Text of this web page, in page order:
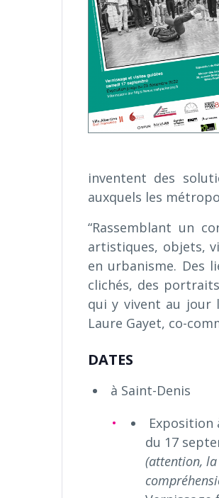
inventent des
auxquels les
“Rassemblant un
artistiques, objets,
en urbanisme. Des
clichés, des
qui y vivent au jour
Laure Gayet, co-
DATES
à Saint-Denis
Exposition
du 17
(attention,